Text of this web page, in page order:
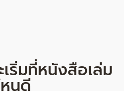
เริ่มที่หนังสือเล่ม
นดี